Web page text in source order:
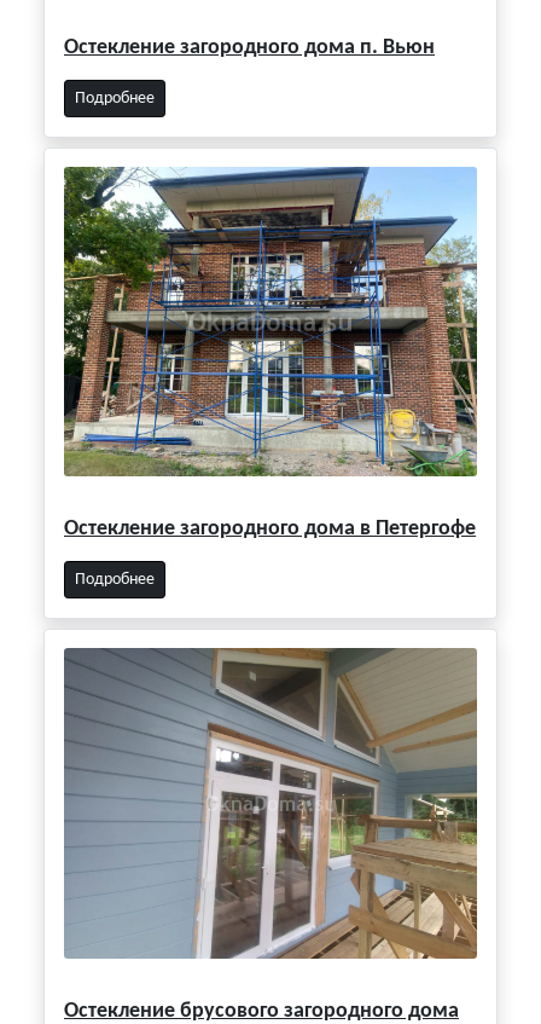
Остекление загородного дома п. Вьюн
Подробнее
Остекление загородного дома в Петергофе
Подробнее
Остекление брусового загородного дома